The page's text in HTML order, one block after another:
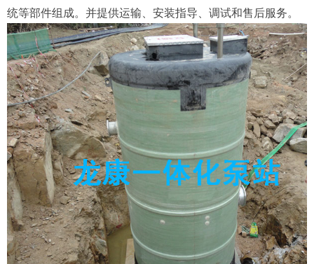
统等部件组成。并提供运输、安装指导、调试和售后服务。